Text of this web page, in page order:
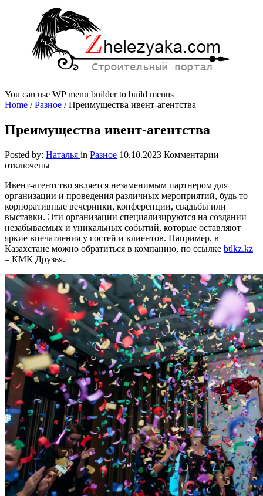
You can use WP menu builder to build menus
Home /Разное /Преимущества ивент-агентства
Преимущества ивент-агентства
Posted by: Наталья in Разное 10.10.2023 Комментарии
ивент-
агентства
отключены
Ивент-агентство является незаменимым партнером для
организации и проведения различных мероприятий, будь то
корпоративные вечеринки, конференции, свадьбы или
выставки. Эти организации специализируются на создании
незабываемых и уникальных событий, которые оставляют
яркие впечатления у гостей и клиентов. Например, в
Казахстане можно обратиться в компанию, по ссылке btlkz.kz
– КМК Друзья.